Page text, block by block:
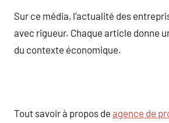
Sur ce média, l’actualité des
avec rigueur. Chaque article donne
du contexte économique.
Tout savoir à propos de agence de